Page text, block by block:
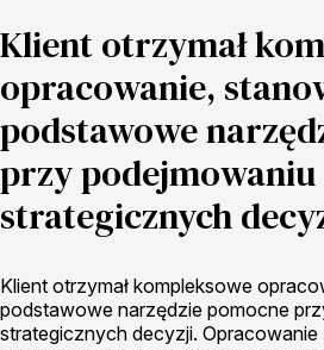
Klient otrzymał
opracowanie,
podstawowe
przy podejmowaniu
strategicznych
Klient otrzymał kompleksowe
podstawowe narzędzie pomocne
strategicznych decyzji. Opracowanie